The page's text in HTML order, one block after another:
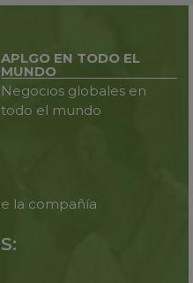
APLGO EN TODO EL
MUNDO
Negocios globales en
todo el mundo
la compañía